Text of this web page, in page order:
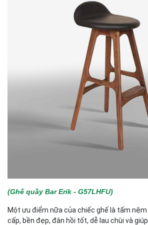
(Ghế quầy Bar Erik - G57LHFU)
Một ưu điểm nữa của chiếc ghế là tấm
cấp, bền đẹp, đàn hồi tốt, dễ lau chùi và